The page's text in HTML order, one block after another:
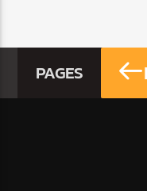
PAGES